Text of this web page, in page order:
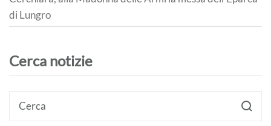
di Lungro
Cerca notizie